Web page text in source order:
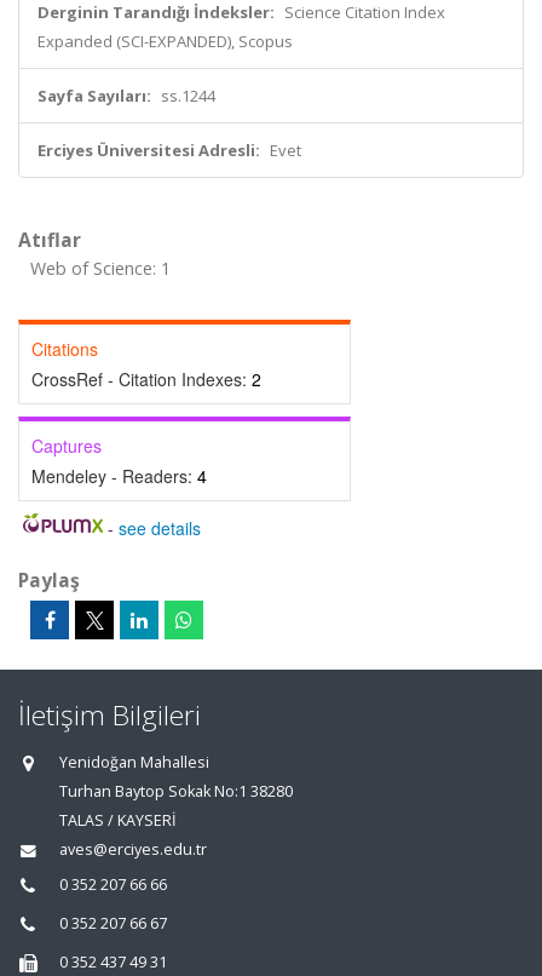
Derginin Tarandığı İndeksler: Science Citation Index
Expanded (SCI-EXPANDED), Scopus
Sayfa Sayıları: ss.1244
Erciyes Üniversitesi Adresli: Evet
Atıflar
Web of Science: 1
Citations
CrossRef - Citation Indexes: 2
Captures
Mendeley - Readers: 4
- see details
Paylaş
İletişim Bilgileri
Yenidoğan Mahallesi
Turhan Baytop Sokak No:1 38280
TALAS / KAYSERİ
aves@erciyes.edu.tr
0 352 207 66 66
0 352 207 66 67
0 352 437 49 31